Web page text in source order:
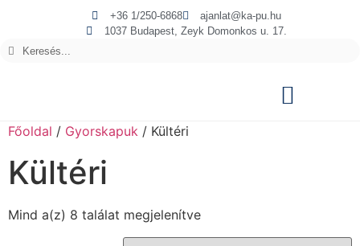
+36 1/250-6868
ajanlat@ka-pu.hu
1037 Budapest, Zeyk Domonkos u. 17.
Főoldal / Gyorskapuk / Kültéri
Kültéri
Mind a(z) 8 találat megjelenítve